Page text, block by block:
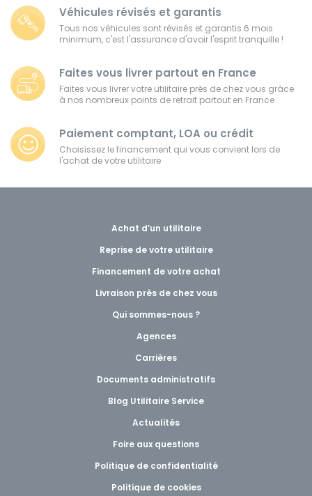
Véhicules révisés et garantis
Tous nos véhicules sont révisés et garantis 6 mois
minimum, c'est l'assurance d'avoir l'esprit tranquille !
Faites vous livrer partout en France
Faites vous livrer votre utilitaire près de chez vous grâce
à nos nombreux points de retrait partout en France
Paiement comptant, LOA ou crédit
Choisissez le financement qui vous convient lors de
l'achat de votre utilitaire
Achat d’un utilitaire
Reprise de votre utilitaire
Financement de votre achat
Livraison près de chez vous
Qui sommes-nous ?
Agences
Carrières
Documents administratifs
Blog Utilitaire Service
Actualités
Foire aux questions
Politique de confidentialité
Politique de cookies